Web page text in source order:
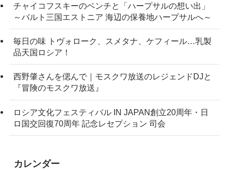
チャイコフスキーのベンチと「ハープサルの想い出」
～バルト三国エストニア 海辺の保養地ハープサルへ～
毎日の味 トヴォローク、スメタナ、ケフィール…乳製
品天国ロシア！
西野肇さんを偲んで｜モスクワ放送のレジェンドDJと
『冒険のモスクワ放送』
ロシア文化フェスティバル IN JAPAN創立20周年・日
ロ国交回復70周年 記念レセプション 司会
カレンダー